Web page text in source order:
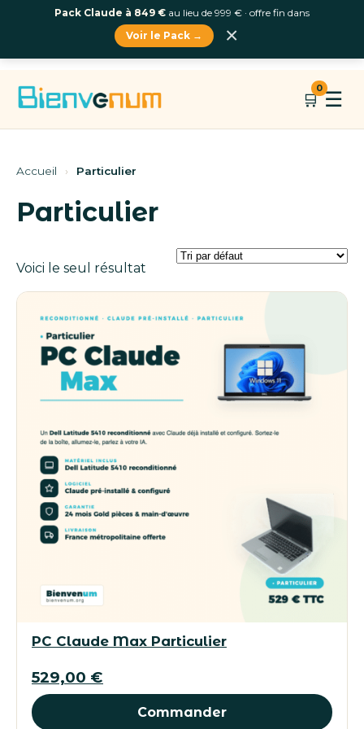
🛒
0
☰
Accueil › Particulier
Particulier
Voici le seul résultat
PC Claude Max Particulier
529,00 €
Commander
Pack Claude à 849 € au lieu de 999 € · offre fin dans
Voir le Pack →
×